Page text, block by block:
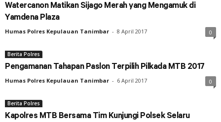
Watercanon Matikan Sijago Merah yang Mengamuk di
Yamdena Plaza
Humas Polres Kepulauan Tanimbar - 8 April 2017 0
Berita Polres
Pengamanan Tahapan Paslon Terpilih Pilkada MTB 2017
Humas Polres Kepulauan Tanimbar - 6 April 2017 0
Berita Polres
Kapolres MTB Bersama Tim Kunjungi Polsek Selaru